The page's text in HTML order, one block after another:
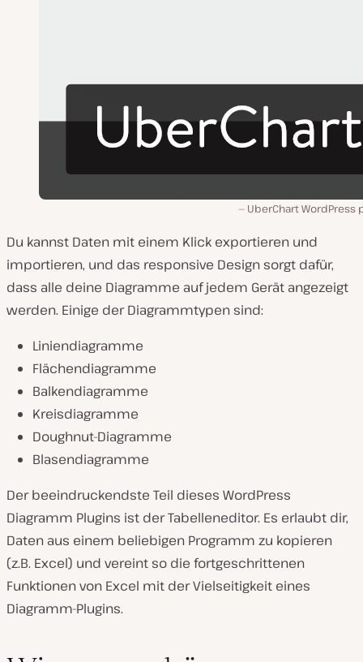
UberChart WordPress
Du kannst Daten mit einem Klick exportieren und
importieren, und das responsive Design sorgt dafür,
dass alle deine Diagramme auf jedem Gerät angezeigt
werden. Einige der Diagrammtypen sind:
Liniendiagramme
Flächendiagramme
Balkendiagramme
Kreisdiagramme
Doughnut-Diagramme
Blasendiagramme
Der beeindruckendste Teil dieses WordPress
Diagramm Plugins ist der Tabelleneditor. Es erlaubt dir,
Daten aus einem beliebigen Programm zu kopieren
(z.B. Excel) und vereint so die fortgeschrittenen
Funktionen von Excel mit der Vielseitigkeit eines
Diagramm-Plugins.